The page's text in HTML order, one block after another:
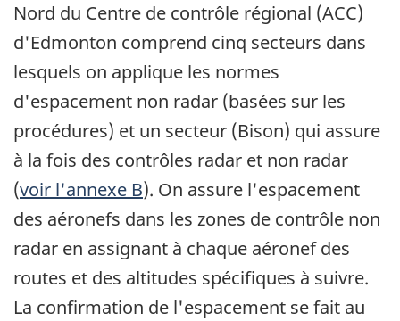
Nord du Centre de contrôle régional (ACC)
d'Edmonton comprend cinq secteurs dans
lesquels on applique les normes
d'espacement non radar (basées sur les
procédures) et un secteur (Bison) qui assure
à la fois des contrôles radar et non radar
(voir l'annexe B). On assure l'espacement
des aéronefs dans les zones de contrôle non
radar en assignant à chaque aéronef des
routes et des altitudes spécifiques à suivre.
La confirmation de l'espacement se fait au